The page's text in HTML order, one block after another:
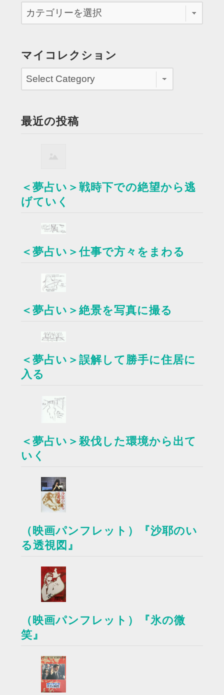
マイコレクション
最近の投稿
＜夢占い＞戦時下での絶望から逃
げていく
＜夢占い＞仕事で方々をまわる
＜夢占い＞絶景を写真に撮る
＜夢占い＞誤解して勝手に住居に
入る
＜夢占い＞殺伐した環境から出て
いく
（映画パンフレット）『沙耶のい
る透視図』
（映画パンフレット）『氷の微
笑』